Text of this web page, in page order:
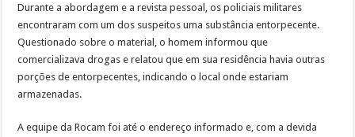
Durante a abordagem e a revista pessoal, os policiais militares
encontraram com um dos suspeitos uma substância entorpecente.
Questionado sobre o material, o homem informou que
comercializava drogas e relatou que em sua residência havia outras
porções de entorpecentes, indicando o local onde estariam
armazenadas.
A equipe da Rocam foi até o endereço informado e, com a devida